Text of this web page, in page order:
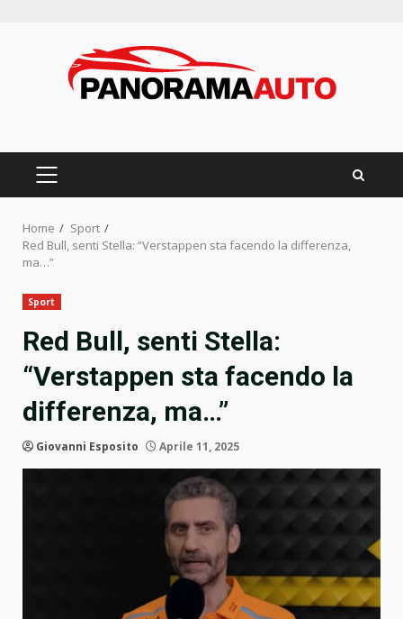
PRIMARY
Home
Sport
Red Bull, senti Stella: “Verstappen sta facendo la differenza,
ma…”
Sport
Red Bull, senti Stella:
“Verstappen sta facendo la
differenza, ma…”
Giovanni Esposito Aprile 11, 2025